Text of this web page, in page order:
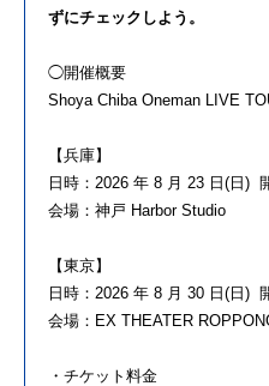
ずにチェックしよう。
◯開催概要
Shoya Chiba Oneman LIVE
【兵庫】
日時：2026 年 8 月 23 日(日)
会場：神戸 Harbor Studio
【東京】
日時：2026 年 8 月 30 日(日)
会場：EX THEATER
・チケット料金